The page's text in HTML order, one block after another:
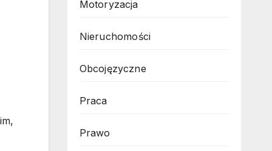
Motoryzacja
Nieruchomości
Obcojęzyczne
Praca
Prawo